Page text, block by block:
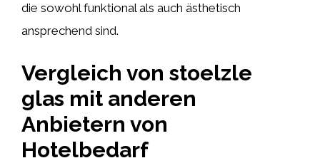
die sowohl funktional als auch ästhetisch
ansprechend sind.
Vergleich von stoelzle
glas mit anderen
Anbietern von
Hotelbedarf